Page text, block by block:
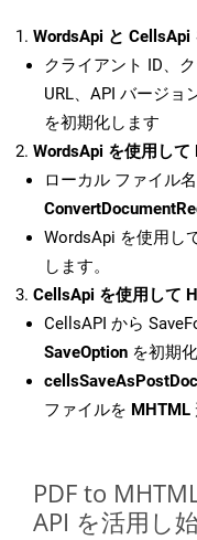
WordsApi と CellsApi
クライアント ID、
URL、API バージョ
を初期化します
WordsApi を使用して
ローカル ファイル
WordsApi を使用し
します。
CellsApi を使用して
CellsAPI から
SaveOption を初期
ファイルを MHTML
PDF to
API を活用し